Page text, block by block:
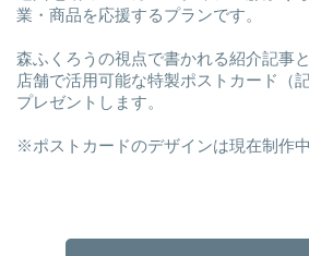
業・商品を応援するプランです。
森ふくろうの視点で書かれる紹介記事
店舗で活用可能な特製ポストカード（
プレゼントします。
※ポストカードのデザインは現在制作